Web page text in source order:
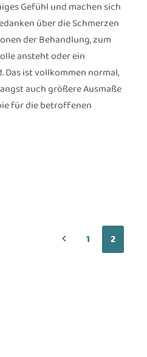
Gefühl und machen sich
über die Schmerzen
der Behandlung, zum
ansteht oder ein
ist vollkommen normal,
auch größere Ausmaße
für die betroffenen
Zurück zur
1 2